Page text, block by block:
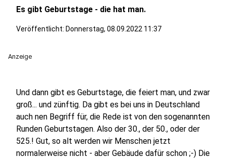
Es gibt Geburtstage - die hat man.
Veröffentlicht: Donnerstag, 08.09.2022 11:37
Anzeige
Und dann gibt es Geburtstage, die feiert man, und zwar
groß... und zünftig. Da gibt es bei uns in Deutschland
auch nen Begriff für, die Rede ist von den sogenannten
Runden Geburtstagen. Also der 30., der 50., oder der
525.! Gut, so alt werden wir Menschen jetzt
normalerweise nicht - aber Gebäude dafür schon ;-) Die